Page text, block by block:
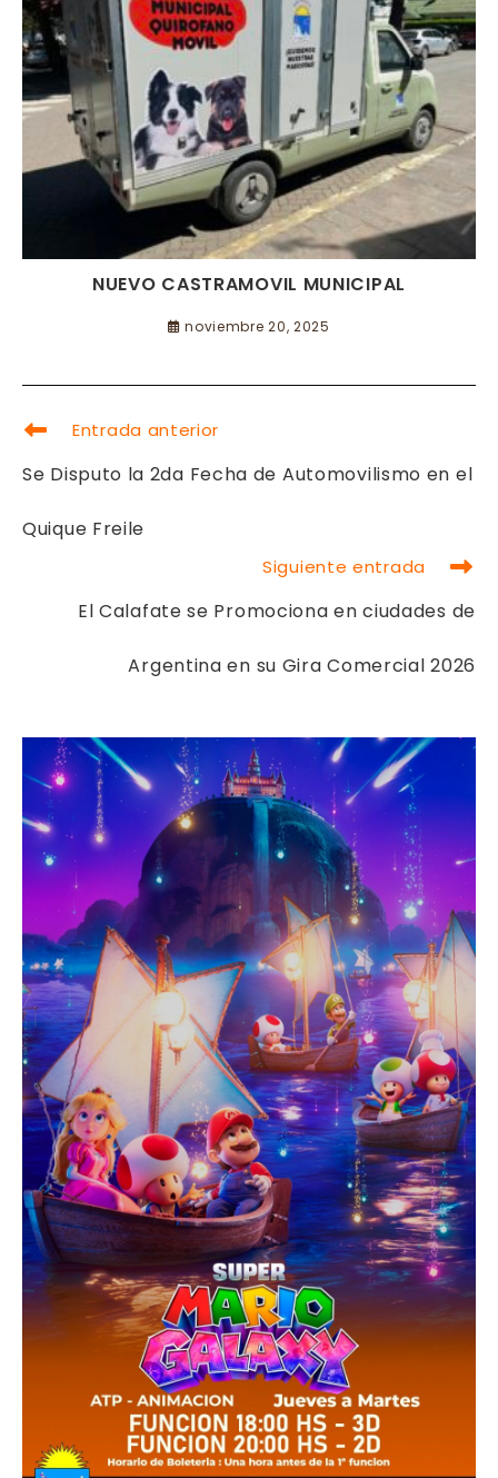
NUEVO CASTRAMOVIL MUNICIPAL
noviembre 20, 2025
LEER
ARTÍCULOS
Entrada anterior
Se Disputo la 2da Fecha de Automovilismo en el
Quique Freile
Siguiente entrada
El Calafate se Promociona en ciudades de
Argentina en su Gira Comercial 2026